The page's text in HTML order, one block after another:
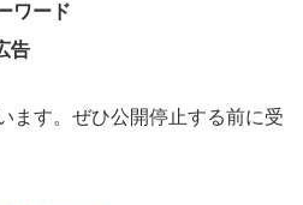
ワード
告
ます。ぜひ公開停止する前に受